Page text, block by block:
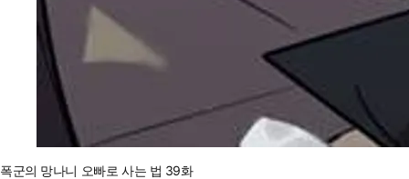
폭군의 망나니 오빠로 사는 법 39화